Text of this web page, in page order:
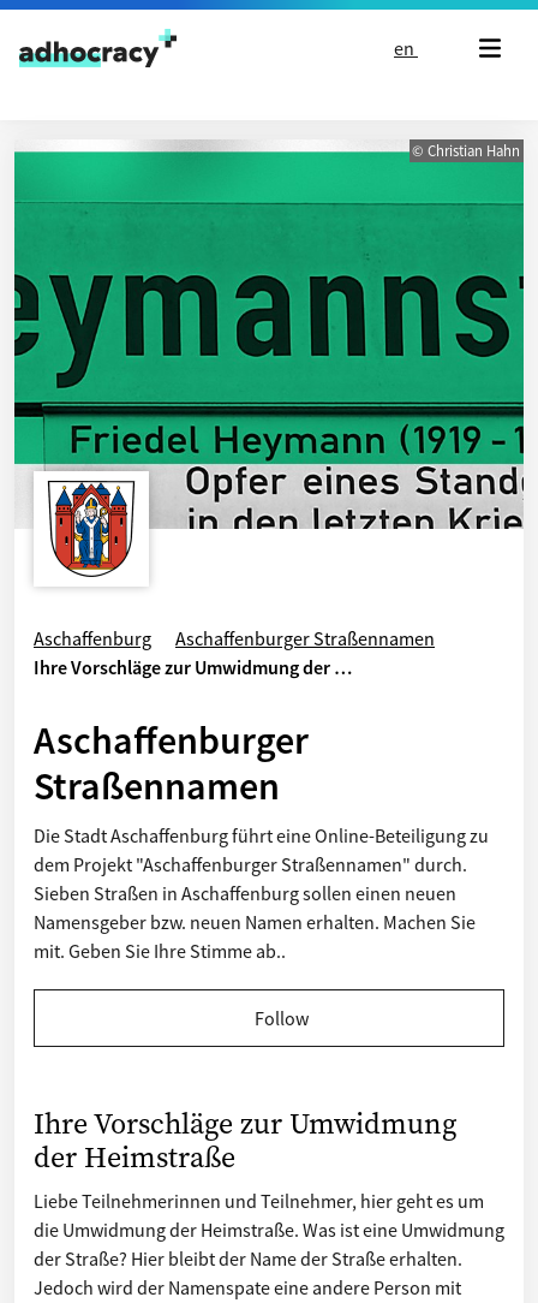
Skip to content
en
© Christian Hahn
Aschaffenburg
Aschaffenburger Straßennamen
Ihre Vorschläge zur Umwidmung der …
Aschaffenburger
Straßennamen
Die Stadt Aschaffenburg führt eine Online-Beteiligung zu
dem Projekt "Aschaffenburger Straßennamen" durch.
Sieben Straßen in Aschaffenburg sollen einen neuen
Namensgeber bzw. neuen Namen erhalten. Machen Sie
mit. Geben Sie Ihre Stimme ab..
Follow
Ihre Vorschläge zur Umwidmung
der Heimstraße
Liebe Teilnehmerinnen und Teilnehmer, hier geht es um
die Umwidmung der Heimstraße. Was ist eine Umwidmung
der Straße? Hier bleibt der Name der Straße erhalten.
Jedoch wird der Namenspate eine andere Person mit